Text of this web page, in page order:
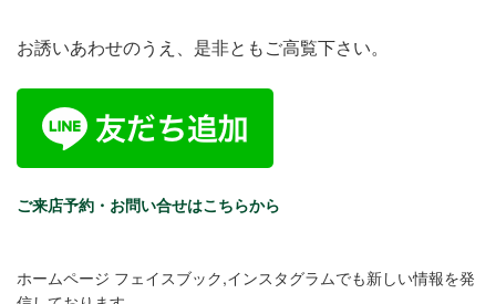
お誘いあわせのうえ、是非ともご高覧下さい。
ご来店予約・お問い合せはこちらから
ホームページ フェイスブック,インスタグラムでも新しい情報を発